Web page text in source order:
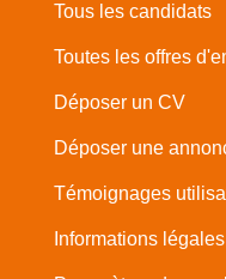
Tous les candidats
Toutes les offres
Déposer un CV
Déposer une
Témoignages
Informations légales